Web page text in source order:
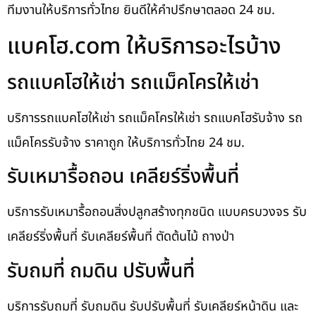
ทีมงานให้บริการทั่วไทย ยินดีให้คำปรึกษาตลอด 24 ชม.
แบคโฮ.com ให้บริการอะไรบ้าง
รถแบคโฮให้เช่า รถแม็คโครให้เช่า
บริการรถแบคโฮให้เช่า รถแม็คโครให้เช่า รถแบคโฮรับจ้าง รถ
แม็คโครรับจ้าง ราคาถูก ให้บริการทั่วไทย 24 ชม.
รับเหมารื้อถอน เคลียร์ริ่งพื้นที่
บริการรับเหมารื้อถอนสิ่งปลูกสร้างทุกชนิด แบบครบวงจร รับ
เคลียร์ริ่งพื้นที่ รับเคลียร์พื้นที่ ตัดต้นไม้ ถางป่า
รับถมที่ ถมดิน ปรับพื้นที่
บริการรับถมที่ รับถมดิน รับปรับพื้นที่ รับเคลียร์หน้าดิน และ